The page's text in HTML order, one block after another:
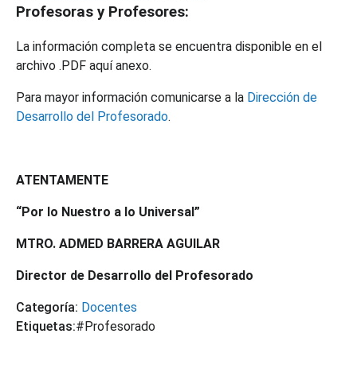
Profesoras y Profesores:
La información completa se encuentra disponible en el
archivo .PDF aquí anexo.
Para mayor información comunicarse a la Dirección de
Desarrollo del Profesorado.
ATENTAMENTE
“Por lo Nuestro a lo Universal”
MTRO. ADMED BARRERA AGUILAR
Director de Desarrollo del Profesorado
Categoría: Docentes
Etiquetas:#Profesorado